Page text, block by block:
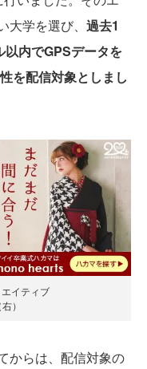
学を選び、 過去1
内でGPSデータを
を配信対象としまし
イティブ
）
からは、配信対象の